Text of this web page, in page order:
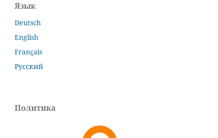
Язык
Deutsch
English
Français
Русский
Политика